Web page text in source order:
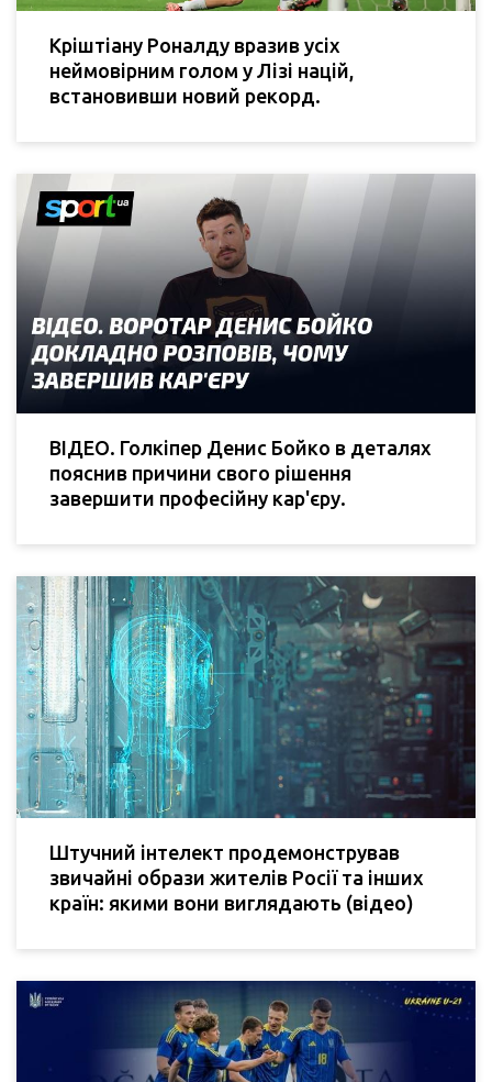
Кріштіану Роналду вразив усіх
неймовірним голом у Лізі націй,
встановивши новий рекорд.
ВІДЕО. Голкіпер Денис Бойко в деталях
пояснив причини свого рішення
завершити професійну кар'єру.
Штучний інтелект продемонстрував
звичайні образи жителів Росії та інших
країн: якими вони виглядають (відео)